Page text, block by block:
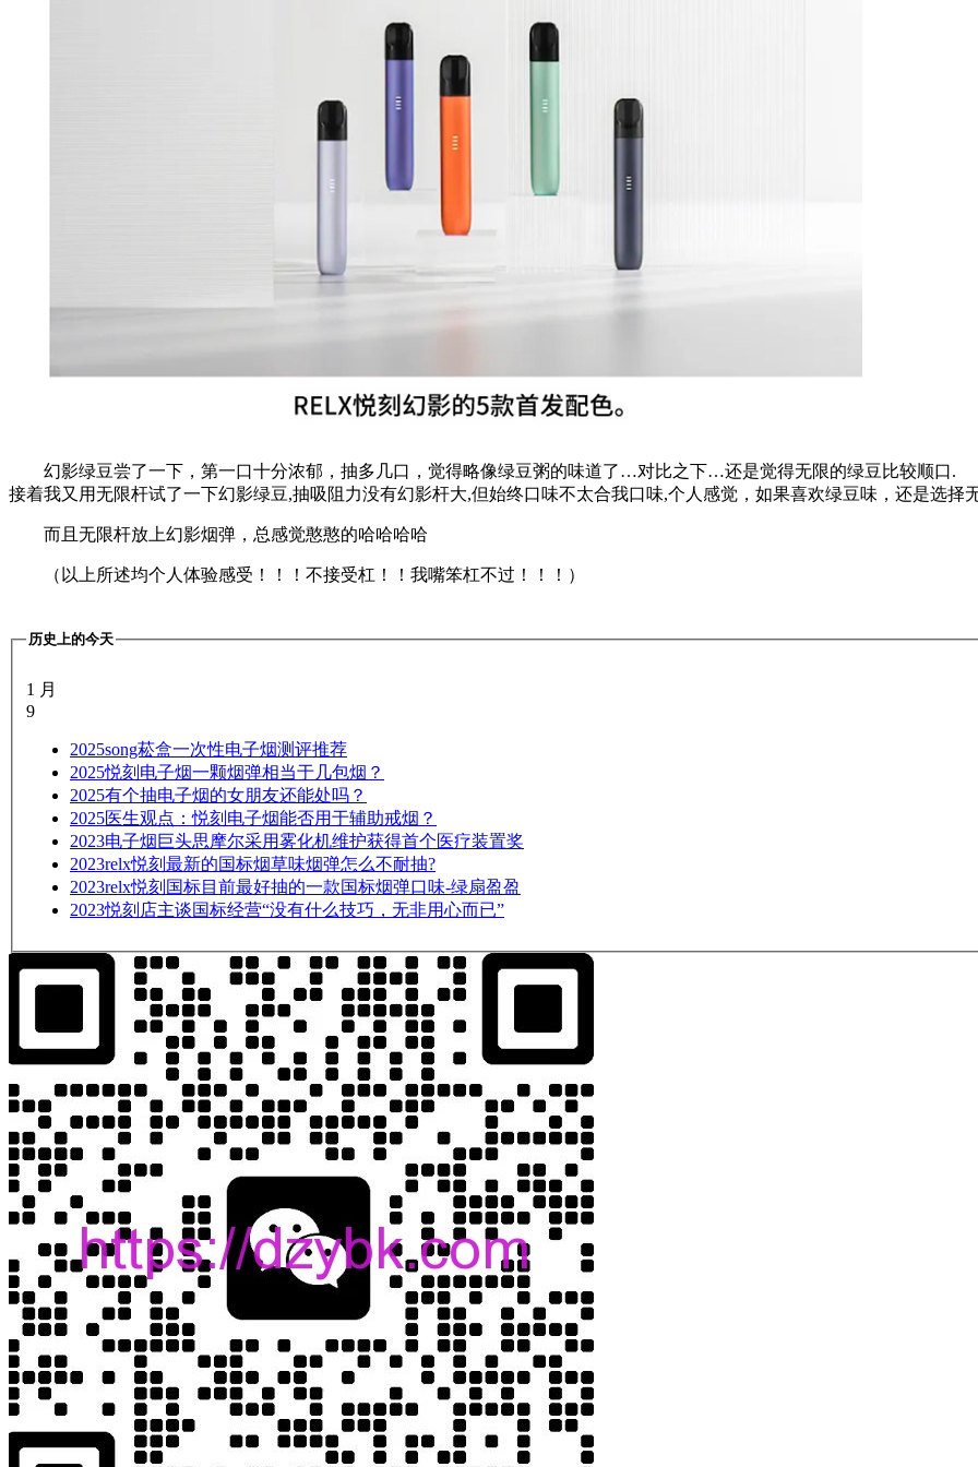
幻影绿豆尝了一下，第一口十分浓郁，抽多几口，觉得略像绿豆粥的味道了…对比之下…还是觉得无限的绿豆比较顺口.
接着我又用无限杆试了一下幻影绿豆,抽吸阻力没有幻影杆大,但始终口味不太合我口味,个人感觉，如果喜欢绿豆味，还是选择
而且无限杆放上幻影烟弹，总感觉憨憨的哈哈哈哈
（以上所述均个人体验感受！！！不接受杠！！我嘴笨杠不过！！！）
历史上的今天
1 月
9
2025song菘盒一次性电子烟测评推荐
2025悦刻电子烟一颗烟弹相当于几包烟？
2025有个抽电子烟的女朋友还能处吗？
2025医生观点：悦刻电子烟能否用于辅助戒烟？
2023电子烟巨头思摩尔采用雾化机维护获得首个医疗装置奖
2023relx悦刻最新的国标烟草味烟弹怎么不耐抽?
2023relx悦刻国标目前最好抽的一款国标烟弹口味-绿扇盈盈
2023悦刻店主谈国标经营“没有什么技巧，无非用心而已”